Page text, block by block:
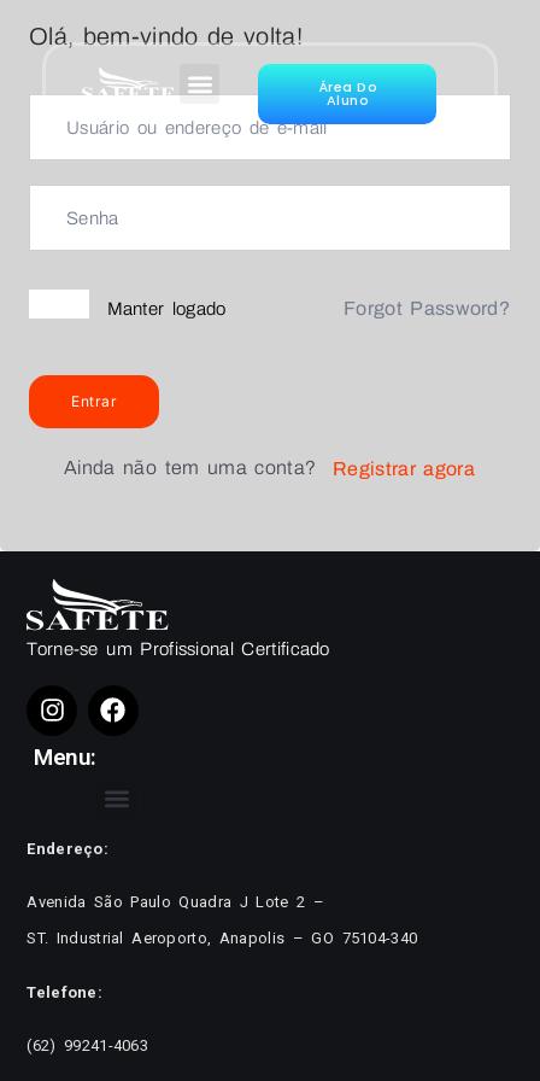
Área Do
Aluno
Olá, bem-vindo de volta!
Manter logado Forgot Password?
Entrar
Ainda não tem uma conta? Registrar agora
Torne-se um Profissional Certificado
Menu:
Endereço:
Avenida São Paulo Quadra J Lote 2 –
ST. Industrial Aeroporto, Anapolis – GO 75104-340
Telefone:
(62) 99241-4063